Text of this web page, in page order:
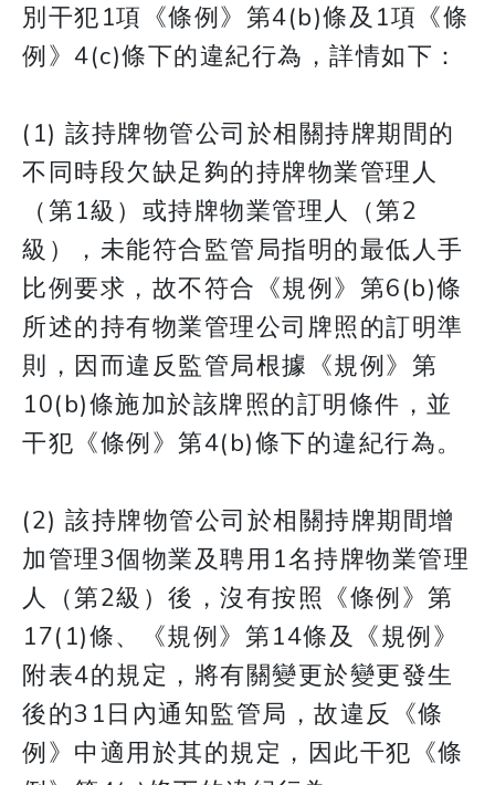
別干犯1項《條例》第4(b)條及1項《條
例》4(c)條下的違紀行為，詳情如下：
(1) 該持牌物管公司於相關持牌期間的
不同時段欠缺足夠的持牌物業管理人
（第1級）或持牌物業管理人（第2
級），未能符合監管局指明的最低人手
比例要求，故不符合《規例》第6(b)條
所述的持有物業管理公司牌照的訂明準
則，因而違反監管局根據《規例》第
10(b)條施加於該牌照的訂明條件，並
干犯《條例》第4(b)條下的違紀行為。
(2) 該持牌物管公司於相關持牌期間增
加管理3個物業及聘用1名持牌物業管理
人（第2級）後，沒有按照《條例》第
17(1)條、《規例》第14條及《規例》
附表4的規定，將有關變更於變更發生
後的31日內通知監管局，故違反《條
例》中適用於其的規定，因此干犯《條